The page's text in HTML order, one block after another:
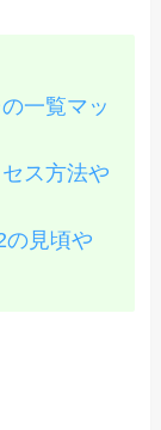
一覧マッ
ス方法や
の見頃や